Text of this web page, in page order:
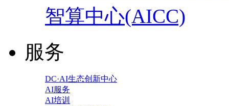
智算中心(AICC)
服务
DC·AI生态创新中心
AI服务
AI培训